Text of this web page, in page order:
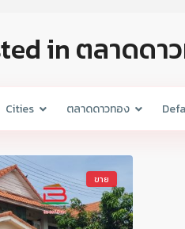
in ตลาดดา
Cities ตลาดดาวทอง
ขาย